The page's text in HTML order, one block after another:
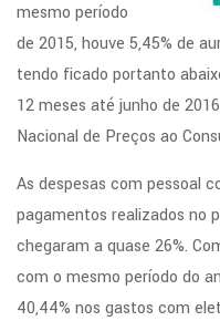
mesmo período
de 2015, houve 5,45% de
tendo ficado portanto
12 meses até junho de
Nacional de Preços ao
As despesas com pessoal
pagamentos realizados no
chegaram a quase 26%.
com o mesmo período do
40,44% nos gastos com